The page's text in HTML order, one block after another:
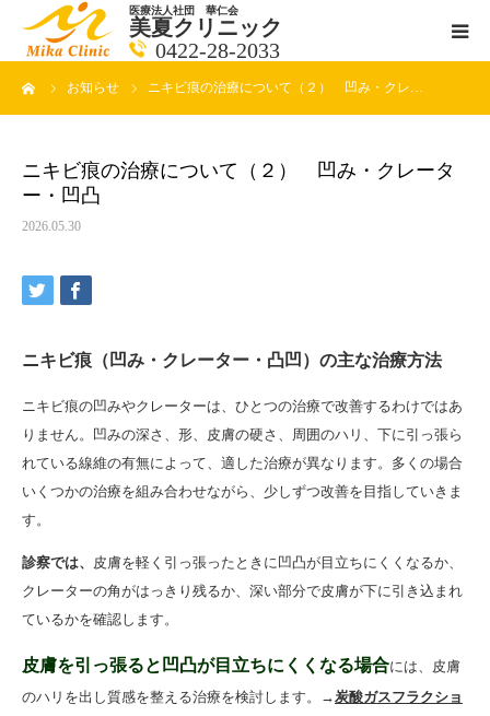
医療法人社団 華仁会
美夏クリニック
0422-28-2033
お知らせ ニキビ痕の治療について（２） 凹み・クレ…
ニキビ痕の治療について（２） 凹み・クレータ
ー・凹凸
2026.05.30
ニキビ痕（凹み・クレーター・凸凹）の主な治療方法
ニキビ痕の凹みやクレーターは、ひとつの治療で改善するわけではあ
りません。凹みの深さ、形、皮膚の硬さ、周囲のハリ、下に引っ張ら
れている線維の有無によって、適した治療が異なります。多くの場合
いくつかの治療を組み合わせながら、少しずつ改善を目指していきま
す。
診察では、 皮膚を軽く引っ張ったときに凹凸が目立ちにくくなるか、
クレーターの角がはっきり残るか、深い部分で皮膚が下に引き込まれ
ているかを確認します。
皮膚を引っ張ると凹凸が目立ちにくくなる場合には、皮膚
のハリを出し質感を整える治療を検討します。→炭酸ガスフラクショ
医師紹介
クリニックの紹介
アクセス
ブログ一覧ページ
料金一覧 new